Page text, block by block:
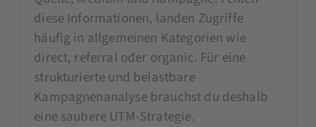
diese Informationen, landen Zugriffe
häufig in allgemeinen Kategorien wie
direct, referral oder organic. Für eine
strukturierte und belastbare
Kampagnenanalyse brauchst du deshalb
eine saubere UTM-Strategie.